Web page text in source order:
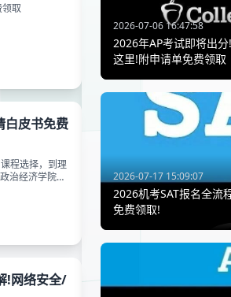
取
白皮书免费
程选择，到理
治经济学院。
!网络安全/
2026-07-06 16:47:58
2026年AP考试即将出
这里!附申请单免费领取
2026-07-17 15:09:07
2026机考SAT报名全流
免费领取!